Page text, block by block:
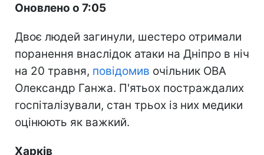
Оновлено о 7:05
Двоє людей загинули, шестеро отримали
поранення внаслідок атаки на Дніпро в ніч
на 20 травня, повідомив очільник ОВА
Олександр Ганжа. П'ятьох постраждалих
госпіталізували, стан трьох із них медики
оцінюють як важкий.
Харків